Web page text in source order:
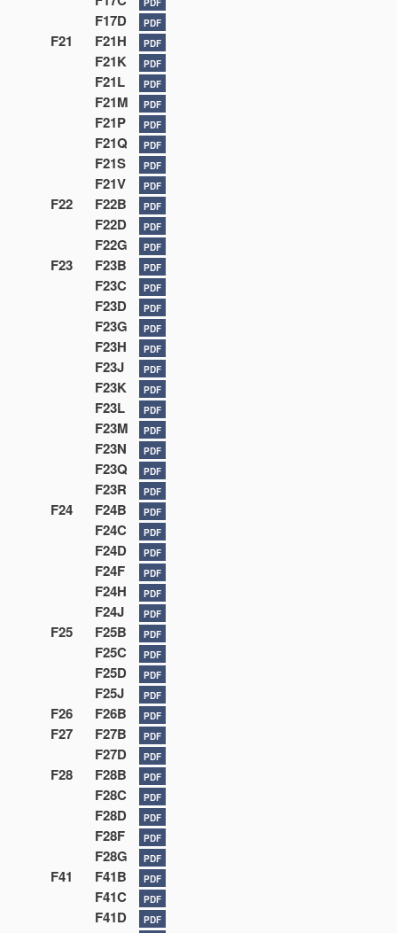
PDF
F17D PDF
F21 F21H PDF
F21K PDF
F21L PDF
F21M PDF
F21P PDF
F21Q PDF
F21S PDF
F21V PDF
F22 F22B PDF
F22D PDF
F22G PDF
F23 F23B PDF
F23C PDF
F23D PDF
F23G PDF
F23H PDF
F23J PDF
F23K PDF
F23L PDF
F23M PDF
F23N PDF
F23Q PDF
F23R PDF
F24 F24B PDF
F24C PDF
F24D PDF
F24F PDF
F24H PDF
F24J PDF
F25 F25B PDF
F25C PDF
F25D PDF
F25J PDF
F26 F26B PDF
F27 F27B PDF
F27D PDF
F28 F28B PDF
F28C PDF
F28D PDF
F28F PDF
F28G PDF
F41 F41B PDF
F41C PDF
F41D PDF